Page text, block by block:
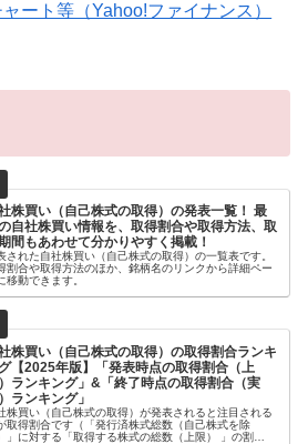
ート等（Yahoo!ファイナンス）
株買い（自己株式の取得）の発表一覧！ 最
自社株買い情報を、取得割合や取得方法、取
間もあわせて分かりやすく掲載！
された自社株買い（自己株式の取得）の一覧表です。
割合や取得方法のほか、銘柄名のリンクから詳細ペー
移動できます。
株買い（自己株式の取得）の取得割合ランキ
【2025年版】「発表時点の取得割合（上
ランキング」&「終了時点の取得割合（実
ランキング」
株買い（自己株式の取得）が発表されると注目される
取得割合です（「発行済株式総数（自己株式を除
」に対する「取得する株式の総数（上限） 」の割